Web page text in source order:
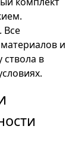
Все
и
ствола в